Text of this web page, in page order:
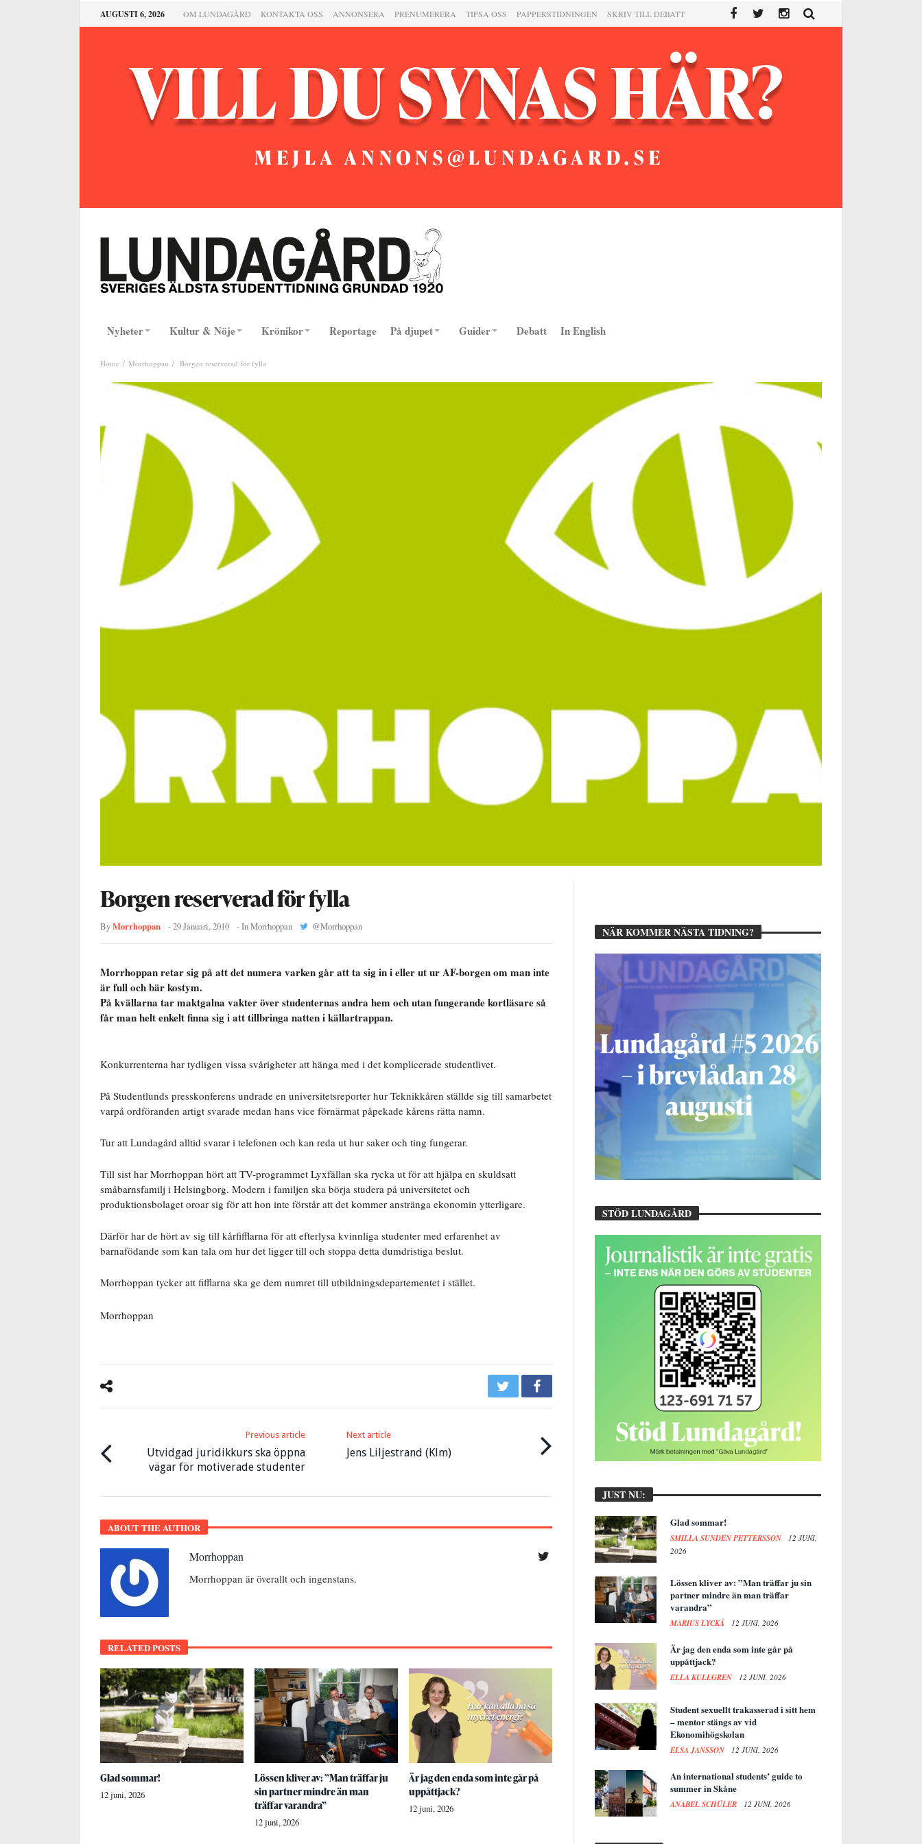
AUGUSTI 6, 2026 OM LUNDAGÅRD KONTAKTA OSS ANNONSERA PRENUMERERA TIPSA OSS PAPPERSTIDNINGEN SKRIV TILL DEBATT
Nyheter Kultur & Nöje Krönikor Reportage På djupet Guider Debatt In English
Home Morrhoppan Borgen reserverad för fylla
Borgen reserverad för fylla
ByMorrhoppan -29 Januari, 2010 - InMorrhoppan @Morrhoppan
Morrhoppan retar sig på att det numera varken går att ta sig in i eller ut ur AF-borgen om man inte
är full och bär kostym.
På kvällarna tar maktgalna vakter över studenternas andra hem och utan fungerande kortläsare så
får man helt enkelt finna sig i att tillbringa natten i källartrappan.
Konkurrenterna har tydligen vissa svårigheter att hänga med i det komplicerade studentlivet.
På Studentlunds presskonferens undrade en universitetsreporter hur Teknikkåren ställde sig till samarbetet
varpå ordföranden artigt svarade medan hans vice förnärmat påpekade kårens rätta namn.
Tur att Lundagård alltid svarar i telefonen och kan reda ut hur saker och ting fungerar.
Till sist har Morrhoppan hört att TV-programmet Lyxfällan ska rycka ut för att hjälpa en skuldsatt
småbarnsfamilj i Helsingborg. Modern i familjen ska börja studera på universitetet och
produktionsbolaget oroar sig för att hon inte förstår att det kommer anstränga ekonomin ytterligare.
Därför har de hört av sig till kårfifflarna för att efterlysa kvinnliga studenter med erfarenhet av
barnafödande som kan tala om hur det ligger till och stoppa detta dumdristiga beslut.
Morrhoppan tycker att fifflarna ska ge dem numret till utbildningsdepartementet i stället.
Morrhoppan
Previous article
Utvidgad juridikkurs ska öppna
vägar för motiverade studenter
Next article
Jens Liljestrand (Klm)
ABOUT THE AUTHOR
Morrhoppan
Morrhoppan är överallt och ingenstans.
RELATED POSTS
Glad sommar!
12 juni, 2026
Lössen kliver av: ”Man träffar ju
sin partner mindre än man
träffar varandra”
12 juni, 2026
Är jag den enda som inte går på
uppåttjack?
12 juni, 2026
NÄR KOMMER NÄSTA TIDNING?
STÖD LUNDAGÅRD
JUST NU:
Glad sommar!
SMILLA SUNDÉN PETTERSSON
12 JUNI,
2026
Lössen kliver av: ”Man träffar ju sin
partner mindre än man träffar
varandra”
MARIUS LYCKÅ 12 JUNI, 2026
Är jag den enda som inte går på
uppåttjack?
ELLA KULLGREN 12 JUNI, 2026
Student sexuellt trakasserad i sitt hem
– mentor stängs av vid
Ekonomihögskolan
ELSA JANSSON 12 JUNI, 2026
An international students’ guide to
summer in Skåne
ANABEL SCHÜLER 12 JUNI, 2026